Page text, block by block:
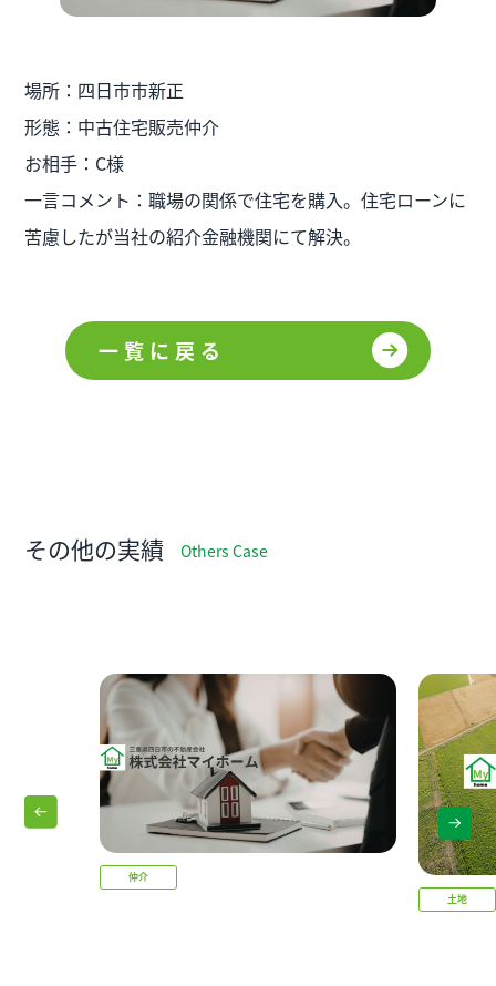
場所：四日市市新正
形態：中古住宅販売仲介
お相手：C様
一言コメント：職場の関係で住宅を購入。住宅ローンに
苦慮したが当社の紹介金融機関にて解決。
一覧に戻る
その他の実績 Others Case
仲介
土地